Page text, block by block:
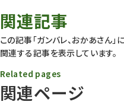
動物園
動物園長のZooコラム
動物園その他
関連記事
この記事「ガンバレ、おかあさん」
関連する記事を表示しています。
関連ページ
Related pages